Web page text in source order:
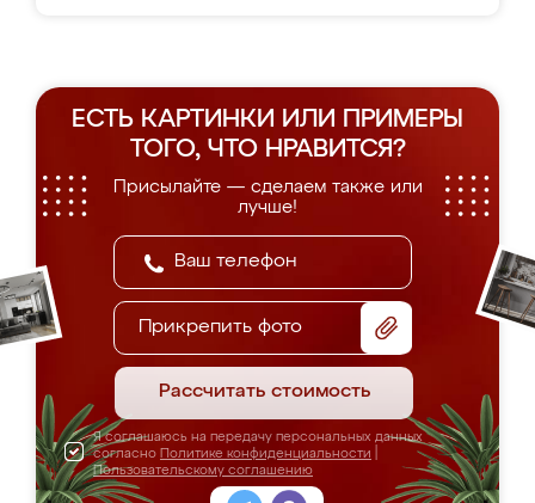
ЕСТЬ КАРТИНКИ ИЛИ ПРИМЕРЫ
ТОГО, ЧТО НРАВИТСЯ?
Присылайте — сделаем также или
лучше!
Прикрепить фото
Рассчитать стоимость
Я соглашаюсь на передачу персональных данных
согласно Политике конфиденциальности
Пользовательскому соглашению